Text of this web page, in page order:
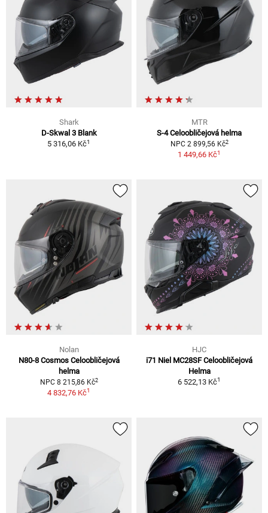
Shark
D-Skwal 3 Blank
5 316,06 Kč1
MTR
S-4 Celoobličejová helma
NPC 2 899,56 Kč2
1 449,66 Kč1
Nolan
N80-8 Cosmos Celoobličejová
helma
NPC 8 215,86 Kč2
4 832,76 Kč1
HJC
i71 Niel MC28SF Celoobličejová
Helma
6 522,13 Kč1